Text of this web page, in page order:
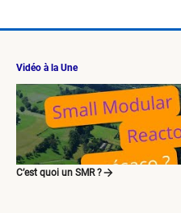
Vidéo à la Une
C’est quoi un SMR ?